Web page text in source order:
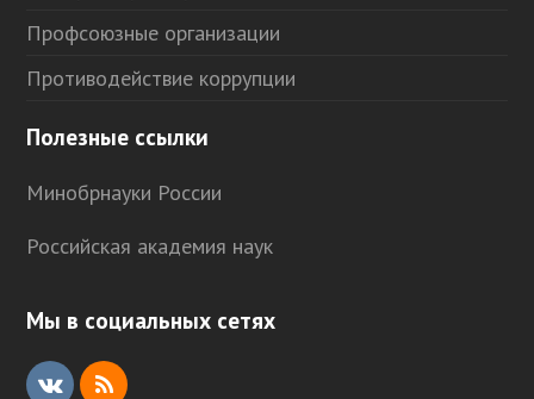
Профсоюзные организации
Противодействие коррупции
Полезные ссылки
Минобрнауки России
Российская академия наук
Мы в социальных сетях
V R